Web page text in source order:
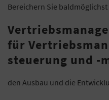
Bereichern Sie
für
steuerung und -
den Ausbau und die